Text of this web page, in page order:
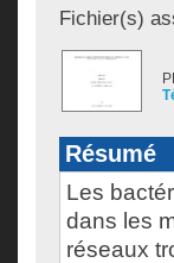
Fichier(s)
Résumé
Les
dans les
réseaux